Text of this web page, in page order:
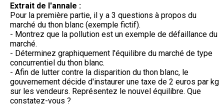
Extrait de l'annale :
Pour la première partie, il y a 3 questions à propos du
marché du thon blanc (exemple fictif).
- Montrez que la pollution est un exemple de défaillance du
marché.
- Déterminez graphiquement l'équilibre du marché de type
concurrentiel du thon blanc.
- Afin de lutter contre la disparition du thon blanc, le
gouvernement décide d'instaurer une taxe de 2 euros par kg
sur les vendeurs. Représentez le nouvel équilibre. Que
constatez-vous ?